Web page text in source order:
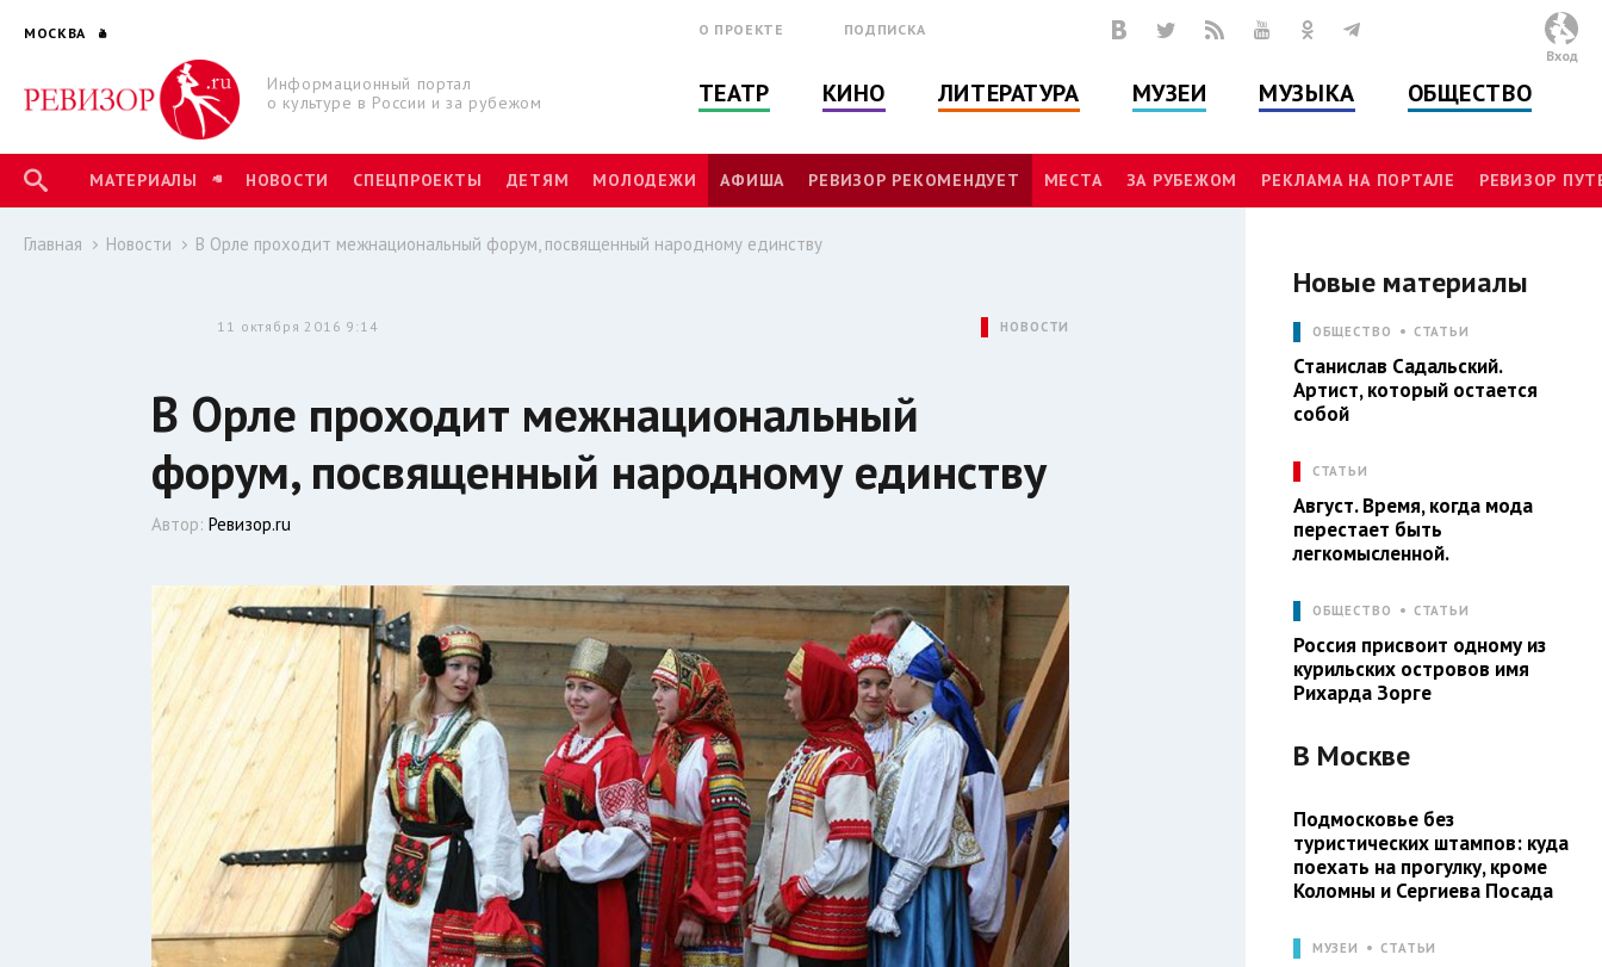
МОСКВА
Информационный портал
о культуре в России и за рубежом
О ПРОЕКТЕ ПОДПИСКА
ТЕАТР КИНО ЛИТЕРАТУРА МУЗЕИ МУЗЫКА ОБЩЕСТВО
Вход
МАТЕРИАЛЫ НОВОСТИ СПЕЦПРОЕКТЫ ДЕТЯМ МОЛОДЕЖИ АФИША РЕВИЗОР РЕКОМЕНДУЕТ МЕСТА ЗА РУБЕЖОМ РЕКЛАМА НА ПОРТАЛЕ РЕВИЗОР
Главная Новости В Орле проходит межнациональный форум, посвященный народному единству
11 октября 2016 9:14 НОВОСТИ
В Орле проходит межнациональный
форум, посвященный народному единству
Автор:Ревизор.ru
Новые материалы
ОБЩЕСТВО СТАТЬИ
Станислав Садальский.
Артист, который остается
собой
СТАТЬИ
Август. Время, когда мода
перестает быть
легкомысленной.
ОБЩЕСТВО СТАТЬИ
Россия присвоит одному из
курильских островов имя
Рихарда Зорге
В Москве
Подмосковье без
туристических штампов: куда
поехать на прогулку, кроме
Коломны и Сергиева Посада
МУЗЕИ СТАТЬИ